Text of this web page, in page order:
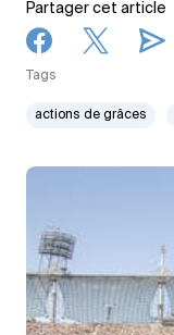
Partager cet article
Tags
actions de grâces